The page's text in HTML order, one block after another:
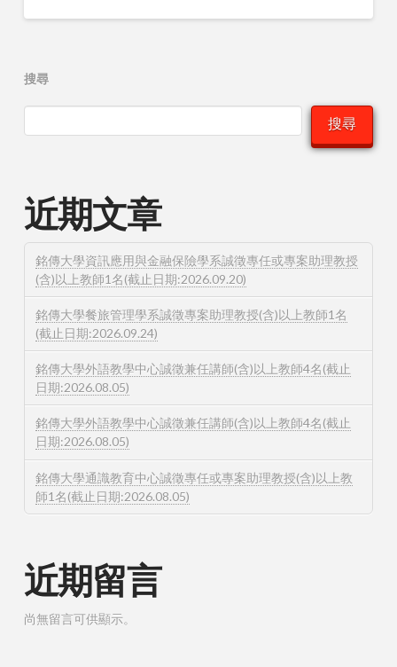
搜尋
搜尋
近期文章
銘傳大學資訊應用與金融保險學系誠徵專任或專案助理教授
(含)以上教師1名(截止日期:2026.09.20)
銘傳大學餐旅管理學系誠徵專案助理教授(含)以上教師1名
(截止日期:2026.09.24)
銘傳大學外語教學中心誠徵兼任講師(含)以上教師4名(截止
日期:2026.08.05)
銘傳大學外語教學中心誠徵兼任講師(含)以上教師4名(截止
日期:2026.08.05)
銘傳大學通識教育中心誠徵專任或專案助理教授(含)以上教
師1名(截止日期:2026.08.05)
近期留言
尚無留言可供顯示。